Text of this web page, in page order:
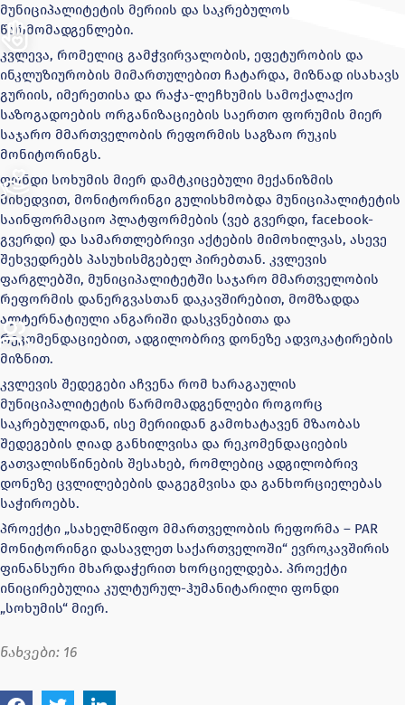
მუნიციპალიტეტის მერიის და საკრებულოს
წარმომადგენლები.
კვლევა, რომელიც გამჭვირვალობის, ეფეტურობის და
ინკლუზიურობის მიმართულებით ჩატარდა, მიზნად ისახავს
გურიის, იმერეთისა და რაჭა-ლეჩხუმის სამოქალაქო
საზოგადოების ორგანიზაციების საერთო ფორუმის მიერ
საჯარო მმართველობის რეფორმის საგზაო რუკის
მონიტორინგს.
ფონდი სოხუმის მიერ დამტკიცებული მექანიზმის
მიხედვით, მონიტორინგი გულისხმობდა მუნიციპალიტეტის
საინფორმაციო პლატფორმების (ვებ გვერდი, facebook-
გვერდი) და სამართლებრივი აქტების მიმოხილვას, ასევე
შეხვედრებს პასუხისმგებელ პირებთან. კვლევის
ფარგლებში, მუნიციპალიტეტში საჯარო მმართველობის
რეფორმის დანერგვასთან დაკავშირებით, მომზადდა
ალტერნატიული ანგარიში დასკვნებითა და
რეკომენდაციებით, ადგილობრივ დონეზე ადვოკატირების
მიზნით.
კვლევის შედეგები აჩვენა რომ ხარაგაულის
მუნიციპალიტეტის წარმომადგენლები როგორც
საკრებულოდან, ისე მერიიდან გამოხატავენ მზაობას
შედეგების ღიად განხილვისა და რეკომენდაციების
გათვალისწინების შესახებ, რომლებიც ადგილობრივ
დონეზე ცვლილებების დაგეგმვისა და განხორციელებას
საჭიროებს.
პროექტი „სახელმწიფო მმართველობის რეფორმა – PAR
მონიტორინგი დასავლეთ საქართველოში“ ევროკავშირის
ფინანსური მხარდაჭერით ხორციელდება. პროექტი
ინიცირებულია კულტურულ-ჰუმანიტარილი ფონდი
„სოხუმის“ მიერ.
ნახვები: 16